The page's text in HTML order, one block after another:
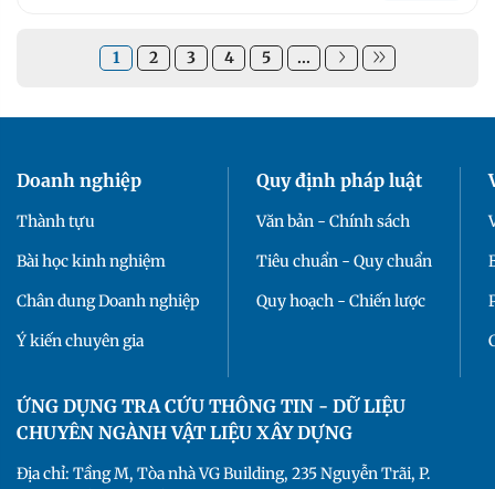
1 2 3 4 5 ...
Doanh nghiệp
Thành tựu
Bài học kinh nghiệm
Chân dung Doanh nghiệp
Ý kiến chuyên gia
Quy định pháp luật
Văn bản - Chính sách
Tiêu chuẩn - Quy chuẩn
Quy hoạch - Chiến lược
ỨNG DỤNG TRA CỨU THÔNG TIN - DỮ LIỆU
CHUYÊN NGÀNH VẬT LIỆU XÂY DỰNG
Địa chỉ: Tầng M, Tòa nhà VG Building, 235 Nguyễn Trãi, P.